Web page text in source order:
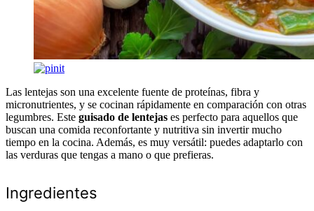
Las lentejas son una excelente fuente de proteínas, fibra y
micronutrientes, y se cocinan rápidamente en comparación con otras
legumbres. Este guisado de lentejas es perfecto para aquellos que
buscan una comida reconfortante y nutritiva sin invertir mucho
tiempo en la cocina. Además, es muy versátil: puedes adaptarlo con
las verduras que tengas a mano o que prefieras.
Ingredientes